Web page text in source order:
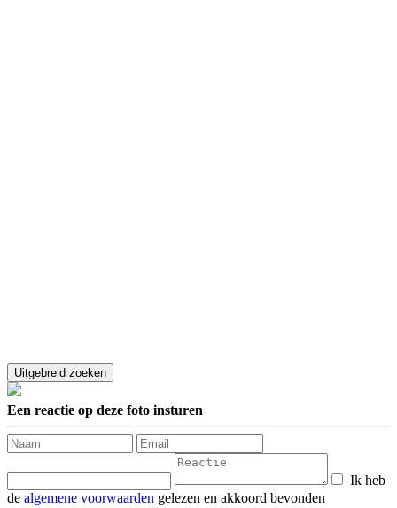
Een reactie op deze foto insturen
Ik heb
de algemene voorwaarden gelezen en akkoord bevonden